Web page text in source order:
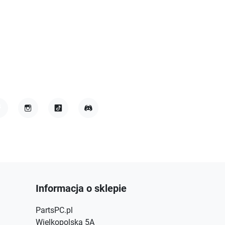
Informacja o sklepie
PartsPC.pl
Wielkopolska 5A